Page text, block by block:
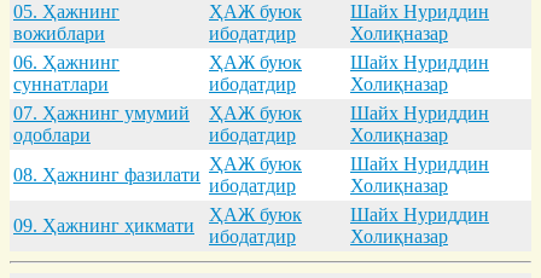
05. Ҳaжнинг
вожиблaри
ҲАЖ буюк
ибодатдир
Шайх Нуриддин
Холиқназар
06. Ҳaжнинг
суннaтлaри
ҲАЖ буюк
ибодатдир
Шайх Нуриддин
Холиқназар
07. Ҳaжнинг умумий
одоблaри
ҲАЖ буюк
ибодатдир
Шайх Нуриддин
Холиқназар
08. Ҳaжнинг фaзилaти
ҲАЖ буюк
ибодатдир
Шайх Нуриддин
Холиқназар
09. Ҳaжнинг ҳикмaти
ҲАЖ буюк
ибодатдир
Шайх Нуриддин
Холиқназар